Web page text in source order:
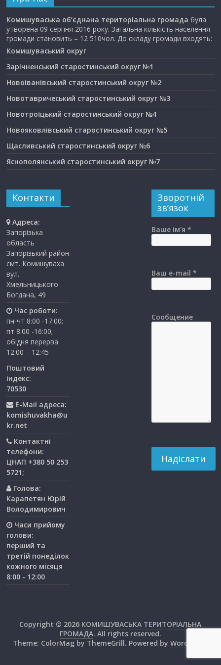
Комишуваська об’єднана територіальна громада була
утворена 09 серпня 2016 року. Загальна кількість населення
громади становить – 12 510чол. До складу громади входять:
Комишуваський округ
Зарічненський старостинський округ №1
Новоіванівський старостинський округ №2
Новотавричеський старостинський округ №3
Новотроїцький старостинський округ №4
Новояковлівський старостинський округ №5
Щасливський старостинський округ №6
Яснополянський старостинський округ №7
Контакти
Адреса:
Запорізька
область
Запорізький район
смт. Комишуваха
вул.
Хмельницького
Богдана, 49
Час роботи:
пн-чт 8:00 -17:00;
пт 8:00 -16:00;
обідня перерва
12:00 – 12:45
Поштовий
індекс:
70530
E-Mail адреса:
komishuvakha@u
kr.net
Контактні
телефони:
ЦНАП +380 50 253
5721;
Голова:
Карапетян Юрій
Володимирович
Часи прийому
голови:
перший та
третiй понедiлок
кожного мiсяця
8:00 - 12:00
Зворотній
зв’язок
Ваше ім'я *
Ваш e-mail *
Сообщение
Copyright © 2026 КОМИШУВАСЬКА ТЕРИТОРІАЛЬНА
ГРОМАДА. All rights reserved.
Theme: ColorMagby ThemeGrill. Powered by WordPress